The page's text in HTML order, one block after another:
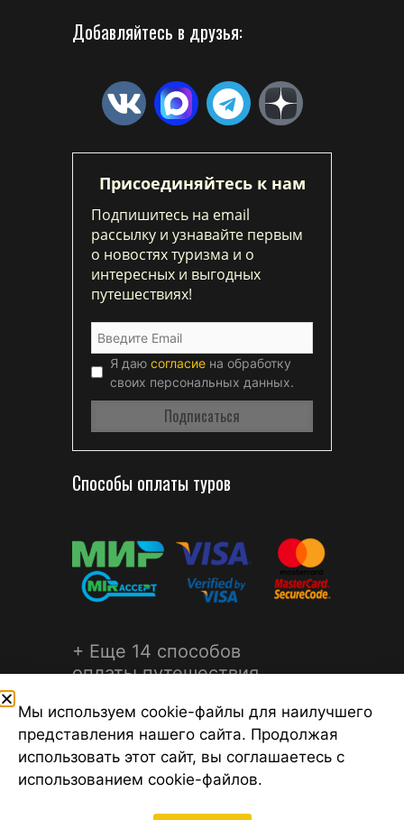
Добавляйтесь в друзья:
Присоединяйтесь к нам
Подпишитесь на email
рассылку и узнавайте первым
о новостях туризма и о
интересных и выгодных
путешествиях!
Я даю согласие на обработку
своих персональных данных.
Способы оплаты туров
+ Еще 14 способов
оплаты путешествия
©2026 Турагентство Турсфера - Поиск туров от надежных
Мы используем cookie-файлы для наилучшего
представления нашего сайта. Продолжая
использовать этот сайт, вы соглашаетесь с
использованием cookie-файлов.